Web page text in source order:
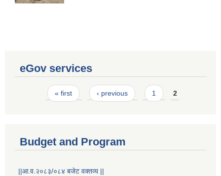
eGov services
Pages« first ‹ previous 1 2
Budget and Program
||आ.व.२०८३/०८४ बजेट वक्तव्य ||